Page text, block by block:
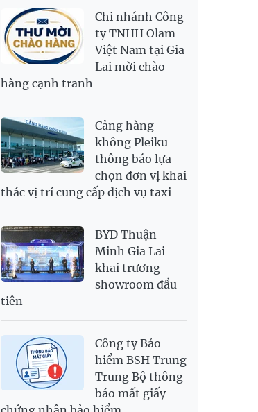
NOK
RUB
304.3
336.84
SAR
6,945.42
7,244.36
2,702.79
2,817.41
SGD
USD
26,000 26,030 26,410
PNJ 138,500,000142,200,000
Chi nhánh Công
ty TNHH Olam
Việt Nam tại Gia
Lai mời chào
hàng cạnh tranh
Cảng hàng
không Pleiku
thông báo lựa
chọn đơn vị khai
thác vị trí cung cấp dịch vụ taxi
BYD Thuận
Minh Gia Lai
khai trương
showroom đầu
tiên
Công ty Bảo
hiểm BSH Trung
Trung Bộ thông
báo mất giấy